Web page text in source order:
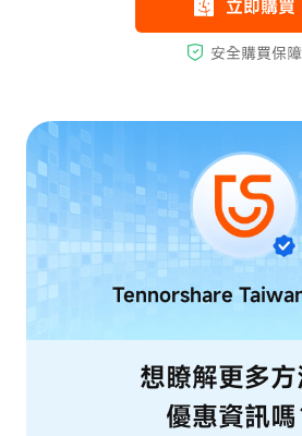
Tennorshare
想瞭解更多
優惠資訊嗎